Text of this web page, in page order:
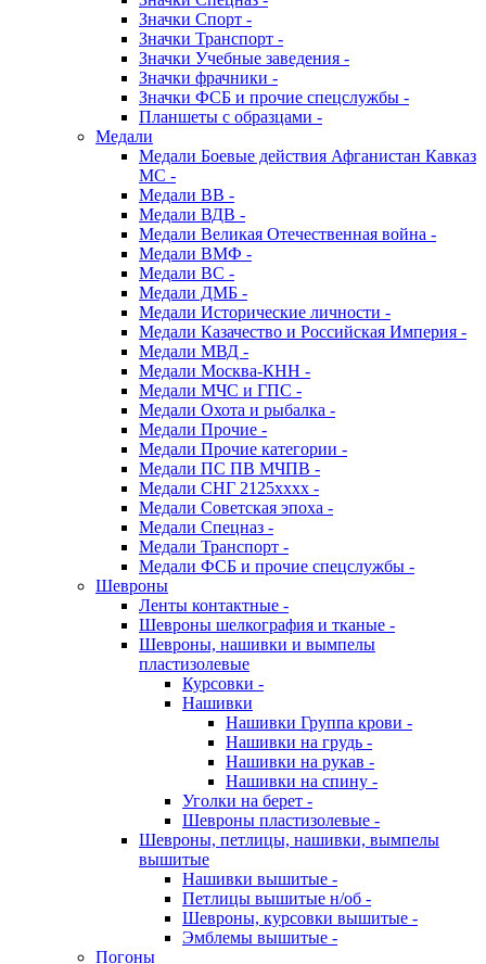
Значки Спорт -
Значки Транспорт -
Значки Учебные заведения -
Значки фрачники -
Значки ФСБ и прочие спецслужбы -
Планшеты с образцами -
Медали
Медали Боевые действия Афганистан Кавказ
МС -
Медали ВВ -
Медали ВДВ -
Медали Великая Отечественная война -
Медали ВМФ -
Медали ВС -
Медали ДМБ -
Медали Исторические личности -
Медали Казачество и Российская Империя -
Медали МВД -
Медали Москва-КНН -
Медали МЧС и ГПС -
Медали Охота и рыбалка -
Медали Прочие -
Медали Прочие категории -
Медали ПС ПВ МЧПВ -
Медали СНГ 2125хххх -
Медали Советская эпоха -
Медали Спецназ -
Медали Транспорт -
Медали ФСБ и прочие спецслужбы -
Шевроны
Ленты контактные -
Шевроны шелкография и тканые -
Шевроны, нашивки и вымпелы
пластизолевые
Курсовки -
Нашивки
Нашивки Группа крови -
Нашивки на грудь -
Нашивки на рукав -
Нашивки на спину -
Уголки на берет -
Шевроны пластизолевые -
Шевроны, петлицы, нашивки, вымпелы
вышитые
Нашивки вышитые -
Петлицы вышитые н/об -
Шевроны, курсовки вышитые -
Эмблемы вышитые -
Погоны